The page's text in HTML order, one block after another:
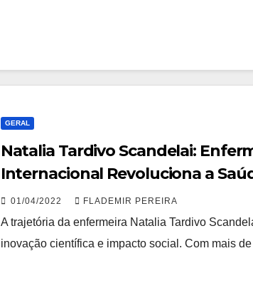
GERAL
Natalia Tardivo Scandelai:
Internacional Revoluciona a
Científicas de Relevância Maior
01/04/2022 FLADEMIR PEREIRA
A trajetória da enfermeira Natalia Tardivo
inovação científica e impacto social. Com mais